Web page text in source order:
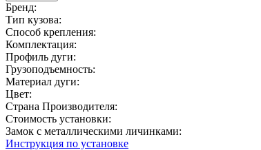
Бренд:
Тип кузова:
Способ крепления:
Комплектация:
Профиль дуги:
Грузоподъемность:
Материал дуги:
Цвет:
Страна Производителя:
Стоимость установки:
Замок с металлическими личинками:
Инструкция по установке